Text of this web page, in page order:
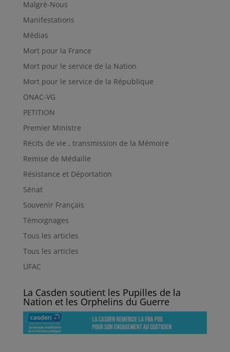
Malgré-Nous
Manifestations
Médias
Mort pour la France
Mort pour le service de la Nation
Mort pour le service de la République
ONAC-VG
PETITION
Premier Ministre
Récits de vie , transmission de la Mémoire
Remise de Médaille
Résistance et Déportation
Sénat
Souvenir Français
Témoignages
Tous les articles
Tous les articles
UFAC
La Casden soutient les Pupilles de la
Nation et les Orphelins du Guerre